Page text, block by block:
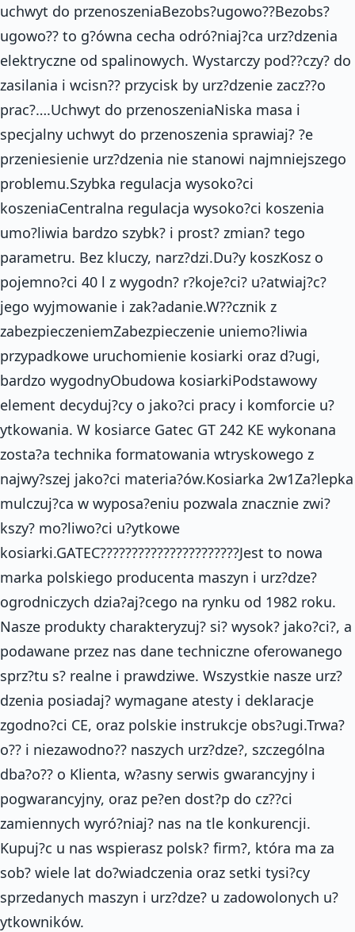
uchwyt do przenoszeniaBezobs?ugowo??Bezobs?
ugowo?? to g?ówna cecha odró?niaj?ca urz?dzenia
elektryczne od spalinowych. Wystarczy pod??czy? do
zasilania i wcisn?? przycisk by urz?dzenie zacz??o
prac?….Uchwyt do przenoszeniaNiska masa i
specjalny uchwyt do przenoszenia sprawiaj? ?e
przeniesienie urz?dzenia nie stanowi najmniejszego
problemu.Szybka regulacja wysoko?ci
koszeniaCentralna regulacja wysoko?ci koszenia
umo?liwia bardzo szybk? i prost? zmian? tego
parametru. Bez kluczy, narz?dzi.Du?y koszKosz o
pojemno?ci 40 l z wygodn? r?koje?ci? u?atwiaj?c?
jego wyjmowanie i zak?adanie.W??cznik z
zabezpieczeniemZabezpieczenie uniemo?liwia
przypadkowe uruchomienie kosiarki oraz d?ugi,
bardzo wygodnyObudowa kosiarkiPodstawowy
element decyduj?cy o jako?ci pracy i komforcie u?
ytkowania. W kosiarce Gatec GT 242 KE wykonana
zosta?a technika formatowania wtryskowego z
najwy?szej jako?ci materia?ów.Kosiarka 2w1Za?lepka
mulczuj?ca w wyposa?eniu pozwala znacznie zwi?
kszy? mo?liwo?ci u?ytkowe
kosiarki.GATEC??????????????????????Jest to nowa
marka polskiego producenta maszyn i urz?dze?
ogrodniczych dzia?aj?cego na rynku od 1982 roku.
Nasze produkty charakteryzuj? si? wysok? jako?ci?, a
podawane przez nas dane techniczne oferowanego
sprz?tu s? realne i prawdziwe. Wszystkie nasze urz?
dzenia posiadaj? wymagane atesty i deklaracje
zgodno?ci CE, oraz polskie instrukcje obs?ugi.Trwa?
o?? i niezawodno?? naszych urz?dze?, szczególna
dba?o?? o Klienta, w?asny serwis gwarancyjny i
pogwarancyjny, oraz pe?en dost?p do cz??ci
zamiennych wyró?niaj? nas na tle konkurencji.
Kupuj?c u nas wspierasz polsk? firm?, która ma za
sob? wiele lat do?wiadczenia oraz setki tysi?cy
sprzedanych maszyn i urz?dze? u zadowolonych u?
ytkowników.